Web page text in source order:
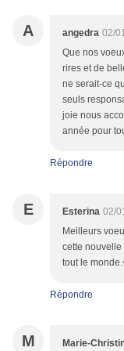
A angedra 02/
Que nos
rires et de
ne serait-ce
seuls
joie nous
année pour
Répondre
E Esterina 02/
Meilleurs
cette
tout le
Répondre
M Marie-